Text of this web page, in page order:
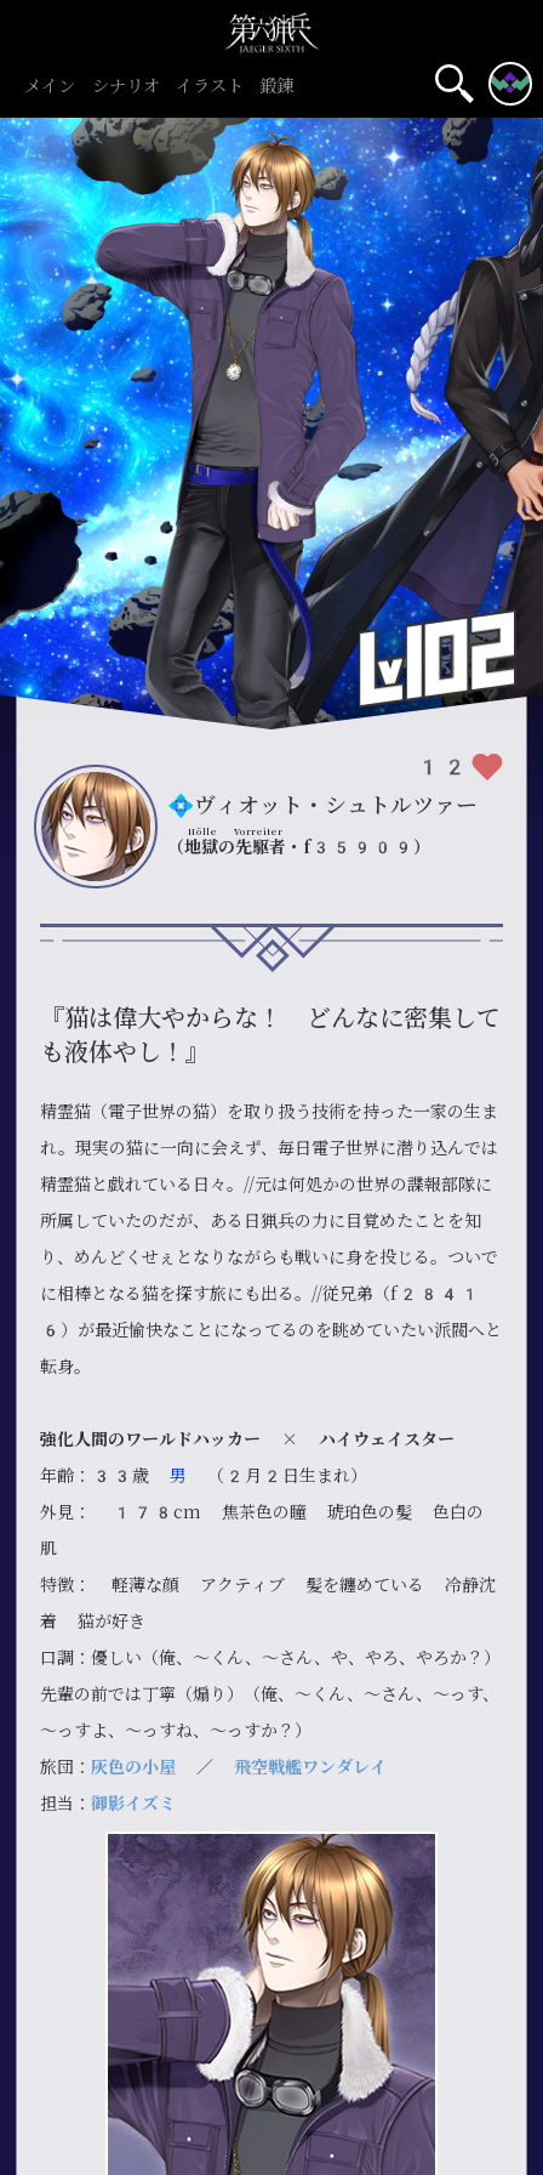
メイン シナリオ イラスト 鍛錬
12
💠ヴィオット・シュトルツァー
（地獄の先駆者
Hölle Vorreiter
・f35909）
『猫は偉大やからな！ どんなに密集して
も液体やし！』
精霊猫（電子世界の猫）を取り扱う技術を持った一家の生ま
れ。現実の猫に一向に会えず、毎日電子世界に潜り込んでは
精霊猫と戯れている日々。//元は何処かの世界の諜報部隊に
所属していたのだが、ある日猟兵の力に目覚めたことを知
り、めんどくせぇとなりながらも戦いに身を投じる。ついで
に相棒となる猫を探す旅にも出る。//従兄弟（f2841
6）が最近愉快なことになってるのを眺めていたい派閥へと
転身。
強化人間のワールドハッカー × ハイウェイスター
年齢：33歳男
（2月2日生まれ）
外見： 178cm 焦茶色の瞳 琥珀色の髪 色白の
肌
特徴： 軽薄な顔 アクティブ 髪を纏めている 冷静沈
着 猫が好き
口調：優しい（俺、～くん、～さん、や、やろ、やろか？）
先輩の前では丁寧（煽り）（俺、～くん、～さん、～っす、
～っすよ、～っすね、～っすか？）
旅団： 灰色の小屋 ／飛空戦艦ワンダレイ
担当：御影イズミ